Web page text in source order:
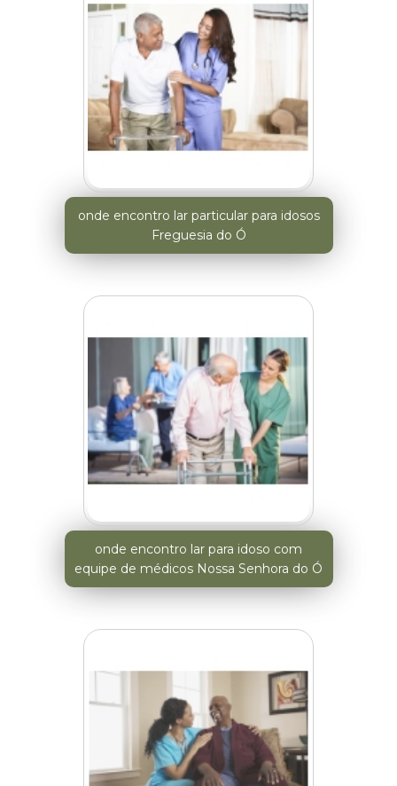
onde encontro lar particular para idosos
Freguesia do Ó
onde encontro lar para idoso com
equipe de médicos Nossa Senhora do Ó